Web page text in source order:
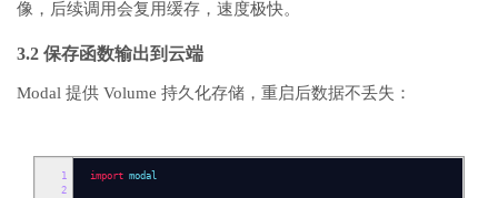
像，后续调用会复用缓存，速度极快。
3.2 保存函数输出到云端
Modal 提供 Volume 持久化存储，重启后数据不丢失：
1
2
import modal